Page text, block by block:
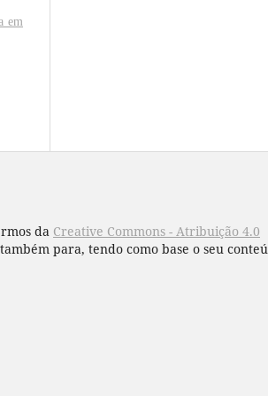
em
da Creative Commons - Atribuição 4.0
para, tendo como base o seu